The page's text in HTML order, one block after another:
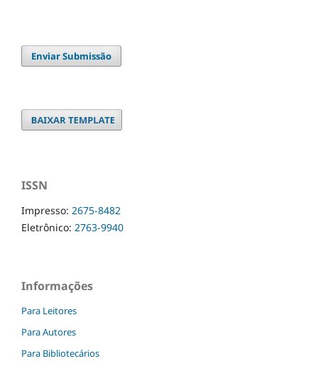
Enviar Submissão
ISSN
Impresso: 2675-8482
Eletrônico: 2763-9940
Informações
Para Leitores
Para Autores
Para Bibliotecários